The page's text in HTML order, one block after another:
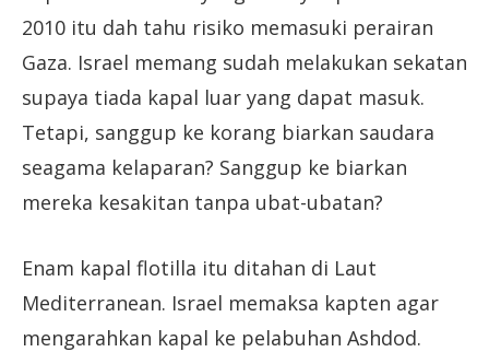
2010 itu dah tahu risiko memasuki perairan
Gaza. Israel memang sudah melakukan sekatan
supaya tiada kapal luar yang dapat masuk.
Tetapi, sanggup ke korang biarkan saudara
seagama kelaparan? Sanggup ke biarkan
mereka kesakitan tanpa ubat-ubatan?
Enam kapal flotilla itu ditahan di Laut
Mediterranean. Israel memaksa kapten agar
mengarahkan kapal ke pelabuhan Ashdod.